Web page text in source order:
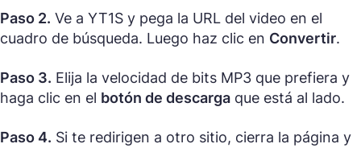
Paso 2. Ve a YT1S y pega la URL del video en el
cuadro de búsqueda. Luego haz clic en Convertir.
Paso 3. Elija la velocidad de bits MP3 que prefiera y
haga clic en el botón de descarga que está al lado.
Paso 4. Si te redirigen a otro sitio, cierra la página y